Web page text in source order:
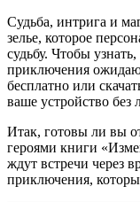
Судьба, интрига и
зелье, которое
судьбу. Чтобы
приключения
бесплатно или
ваше устройство без
Итак, готовы ли вы
героями книги
ждут встречи через
приключения,